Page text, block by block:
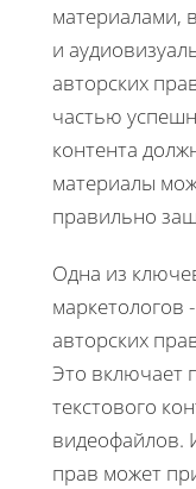
материалами,
и
авторских
частью
контента
материалы
правильно
Одна из
маркетологов
авторских
Это включает
текстового
видеофайлов.
прав может